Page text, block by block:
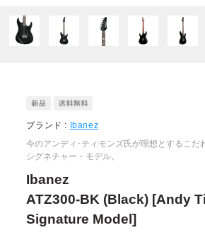
ブランド :
Ibanez
今のアンディ･ティモンズ氏が理想とするこだ
シグネチャー・モデル。
Ibanez
ATZ300-BK (Black) [Andy
Signature Model]